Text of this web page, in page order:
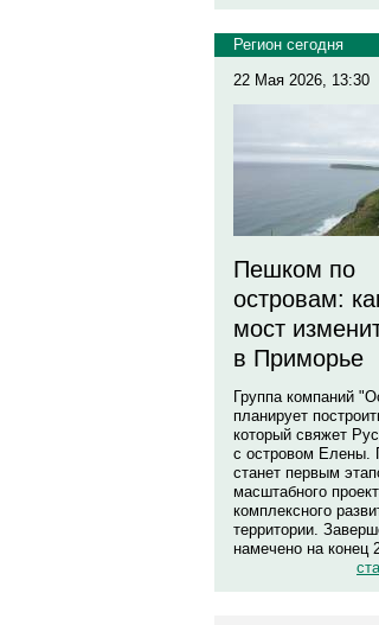
Регион сегодня
22 Мая 2026, 13:30
Пешком по
островам:
мост
в Приморье
Группа компаний
планирует
который свяжет
с островом Елены.
станет первым
масштабного
комплексного
территории.
намечено на конец